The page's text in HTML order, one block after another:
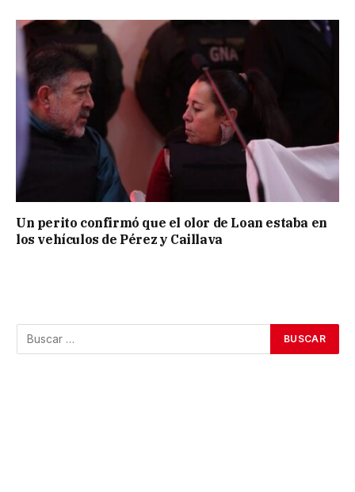
Un perito confirmó que el olor de Loan estaba en
los vehículos de Pérez y Caillava